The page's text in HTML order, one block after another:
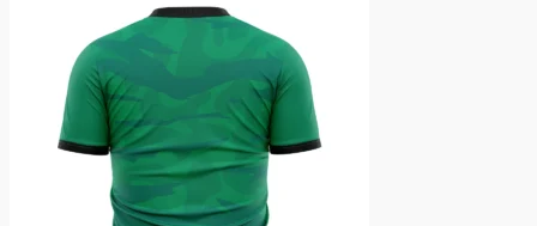
名前入りユニフォームで子どもの自信が「プラスになった」と感じた保
護者は約67%！「やや高いと感じたが納得して購入した」と価値を実感
する声も32.7%に！
2026年6月15日
応援ユニフォーム、約53％が「会場に一体感があってよい」と回答。チ
ームへの愛情が伝わる応援スタイルとは？